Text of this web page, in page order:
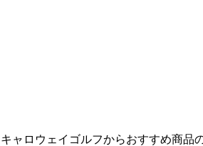
ロウェイゴルフからおすすめ商品